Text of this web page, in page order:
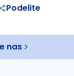
Podelite
nas